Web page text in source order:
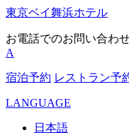
東京ベイ舞浜ホテル
お電話でのお問い合わ
A
宿泊予約 レストラン予
LANGUAGE
日本語